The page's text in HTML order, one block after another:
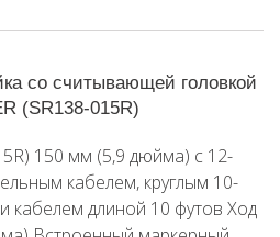
со считывающей головкой
(SR138-015R)
150 мм (5,9 дюйма) с 12-
кабелем, круглым 10-
кабелем длиной 10 футов Ход